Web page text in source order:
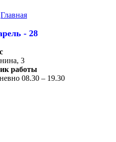
Главная
- 28
3
работы
08.30 – 19.30